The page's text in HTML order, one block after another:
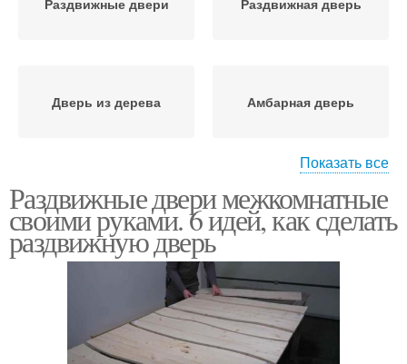
Раздвижные двери Раздвижная дверь
Дверь из дерева Амбарная дверь
Амбарные двери Межкомнатные двери
Механизм для
раздвижных дверей
Показать все
Раздвижные двери межкомнатные
своими руками. 6 идей, как сделать
раздвижную дверь